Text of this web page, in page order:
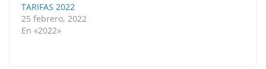
TARIFAS 2022
25 febrero, 2022
En «2022»